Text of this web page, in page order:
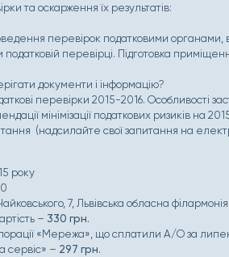
та оскарження їх результатів:
перевірок податковими органами,
податковій перевірці. Підготовка
документи і інформацію?
перевірки 2015-2016. Особливості
мінімізації податкових ризиків на
(надсилайте свої запитання на
року
7, Львівська обласна філармонія
– 330 грн.
«Мережа», що сплатили А/О за
сервіс» – 297 грн.